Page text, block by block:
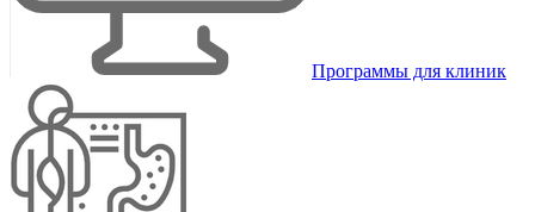
Программы для клиник